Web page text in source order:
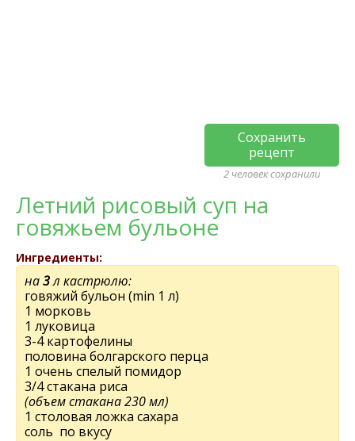
Сохранить
рецепт
2 человек сохранили
Летний рисовый суп на
говяжьем бульоне
Ингредиенты:
на3л кастрюлю:
говяжий бульон (min 1 л)
1 морковь
1 луковица
3-4 картофелины
половина болгарского перца
1 очень спелый помидор
3/4 стакана риса
(объем стакана 230 мл)
1 столовая ложка сахара
соль по вкусу